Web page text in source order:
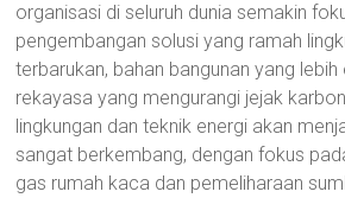
organisasi di seluruh dunia semakin
pengembangan solusi yang ramah
terbarukan, bahan bangunan yang
rekayasa yang mengurangi jejak
lingkungan dan teknik energi akan
sangat berkembang, dengan fokus
gas rumah kaca dan pemeliharaan